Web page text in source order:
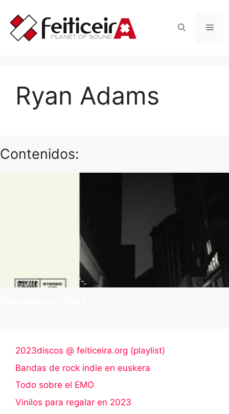
contenido
Ryan Adams
Contenidos:
2023discos @ feiticeira.org (playlist)
Bandas de rock indie en euskera
Todo sobre el EMO
Vinilos para regalar en 2023